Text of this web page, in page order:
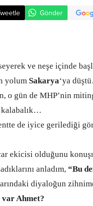
Gönder
ve neşe içinde
yolum Sakarya‘ya
o gün de MHP’nin
de iyice gerilediği
ekicisi olduğunu
anladım, “Bu
diyaloğun
var Ahmet?